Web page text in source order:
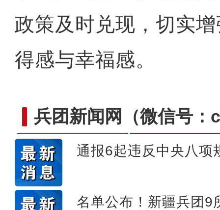
政策及时兑现，切实
得感与幸福感。
兵团新闻网 （微信号
通报6起违反中央八项
名单公布！新疆兵团9